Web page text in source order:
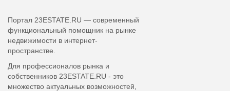
Портал 23ESTATE.RU — современный
функциональный помощник на рынке
недвижимости в интернет-
пространстве.
Для профессионалов рынка и
собственников 23ESTATE.RU - это
множество актуальных возможностей,